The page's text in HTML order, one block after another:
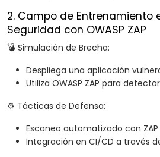
2. Campo de Entrenamiento
Seguridad con OWASP ZAP
💣 Simulación de Brecha:
Despliega una aplicación
Utiliza OWASP ZAP para
⚙️ Tácticas de Defensa:
Escaneo automatizado con ZAP
Integración en CI/CD a través